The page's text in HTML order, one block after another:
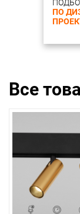
ПО
Все